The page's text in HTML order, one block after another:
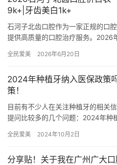
9k+|牙齿美白1k+
石河子北齿口腔作为一家正规的口
提供高质量的口腔治疗服务。2026
介…
全民爱美 2026年6月20日
2024年种植牙纳入医保政策
策！
目前有不少人在关注种植牙的相关
提问比较多的几个问题：2024年种
全民爱美 2024年10月2日
分享贴！关于我在广州广大